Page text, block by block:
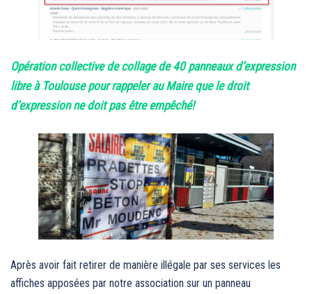
Opération collective de collage de 40 panneaux d’expression
libre à Toulouse pour rappeler au Maire que le droit
d’expression ne doit pas être empêché!
Après avoir fait retirer de manière illégale par ses services les
affiches apposées par notre association sur un panneau